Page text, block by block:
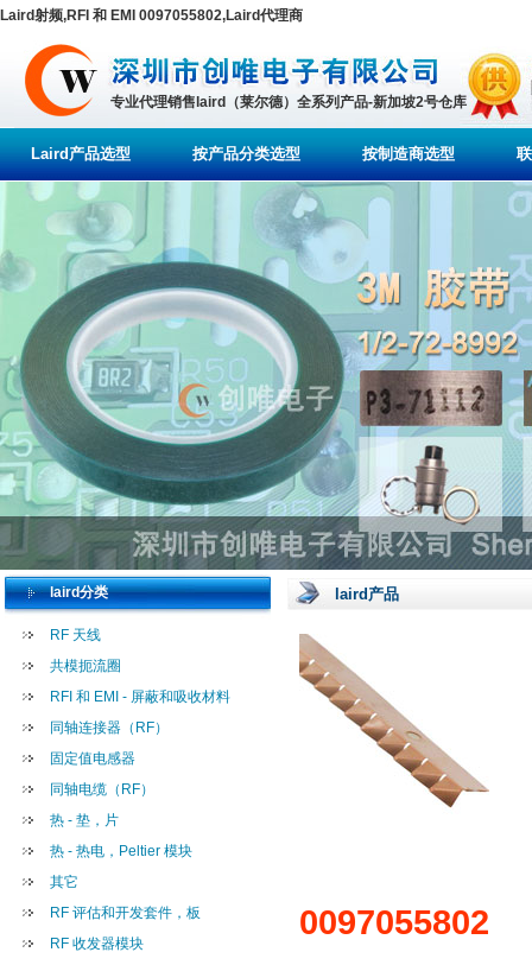
Laird射频,RFI 和 EMI 0097055802,Laird代理商
专业代理销售laird（莱尔德）全系列产品-新加坡2号仓库
Laird产品选型 按产品分类选型 按制造商选型
laird分类
RF 天线
共模扼流圈
RFI 和 EMI - 屏蔽和吸收材料
同轴连接器（RF）
固定值电感器
同轴电缆（RF）
热 - 垫，片
热 - 热电，Peltier 模块
其它
RF 评估和开发套件，板
RF 收发器模块
laird产品
0097055802